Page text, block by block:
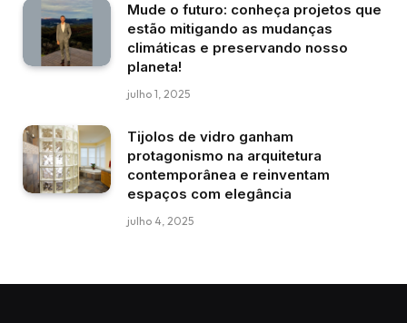
Mude o futuro: conheça projetos que
estão mitigando as mudanças
climáticas e preservando nosso
planeta!
julho 1, 2025
Tijolos de vidro ganham
protagonismo na arquitetura
contemporânea e reinventam
espaços com elegância
julho 4, 2025